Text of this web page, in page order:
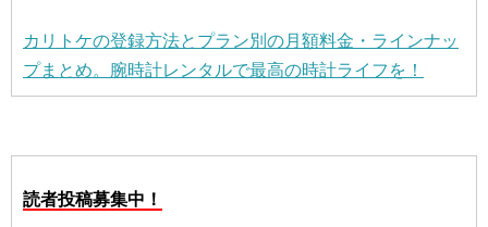
カリトケの登録方法とプラン別の月額料金・ラインナッ
プまとめ。腕時計レンタルで最高の時計ライフを！
読者投稿募集中！